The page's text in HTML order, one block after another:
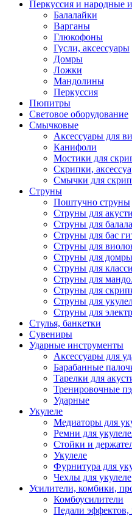
Перкуссия и народные
Балалайки
Варганы
Глюкофоны
Гусли, аксессуары
Домры
Ложки
Мандолины
Перкуссия
Пюпитры
Световое оборудование
Смычковые
Аксессуары для
Канифоли
Мостики для
Скрипки,
Смычки для
Струны
Поштучно струны
Струны для
Струны для
Струны для бас
Струны для
Струны для домры
Струны для
Струны для
Струны для
Струны для
Струны для
Стулья, банкетки
Сувениры
Ударные инструменты
Аксессуары для
Барабанные
Тарелки для
Тренировочные
Ударные
Укулеле
Медиаторы для
Ремни для
Стойки и
Укулеле
Фурнитура для
Чехлы для укулеле
Усилители, комбики,
Комбоусилители
Педали эффектов,